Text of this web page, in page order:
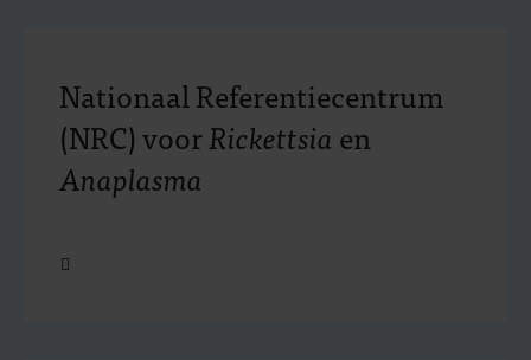
Nationaal Referentiecentrum
(NRC) voorRickettsia en
Anaplasma
Open